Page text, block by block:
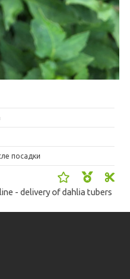
посадки
- delivery of dahlia tubers